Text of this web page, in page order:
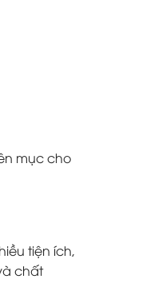
mục cho
tiện ích,
chất